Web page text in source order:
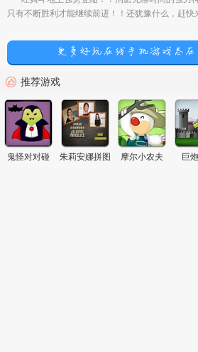
只有不断胜利才能继续前进！！还犹豫什么，赶快
推荐游戏
鬼怪对对碰 朱莉安娜拼图 摩尔小农夫 巨